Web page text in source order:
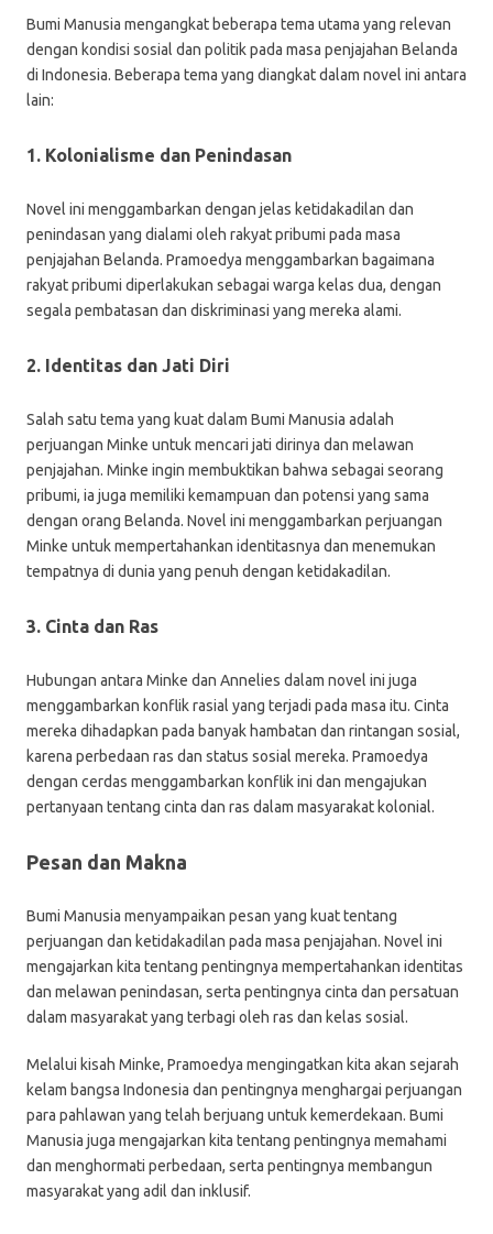
Bumi Manusia mengangkat beberapa tema utama yang relevan
dengan kondisi sosial dan politik pada masa penjajahan Belanda
di Indonesia. Beberapa tema yang diangkat dalam novel ini antara
lain:
1. Kolonialisme dan Penindasan
Novel ini menggambarkan dengan jelas ketidakadilan dan
penindasan yang dialami oleh rakyat pribumi pada masa
penjajahan Belanda. Pramoedya menggambarkan bagaimana
rakyat pribumi diperlakukan sebagai warga kelas dua, dengan
segala pembatasan dan diskriminasi yang mereka alami.
2. Identitas dan Jati Diri
Salah satu tema yang kuat dalam Bumi Manusia adalah
perjuangan Minke untuk mencari jati dirinya dan melawan
penjajahan. Minke ingin membuktikan bahwa sebagai seorang
pribumi, ia juga memiliki kemampuan dan potensi yang sama
dengan orang Belanda. Novel ini menggambarkan perjuangan
Minke untuk mempertahankan identitasnya dan menemukan
tempatnya di dunia yang penuh dengan ketidakadilan.
3. Cinta dan Ras
Hubungan antara Minke dan Annelies dalam novel ini juga
menggambarkan konflik rasial yang terjadi pada masa itu. Cinta
mereka dihadapkan pada banyak hambatan dan rintangan sosial,
karena perbedaan ras dan status sosial mereka. Pramoedya
dengan cerdas menggambarkan konflik ini dan mengajukan
pertanyaan tentang cinta dan ras dalam masyarakat kolonial.
Pesan dan Makna
Bumi Manusia menyampaikan pesan yang kuat tentang
perjuangan dan ketidakadilan pada masa penjajahan. Novel ini
mengajarkan kita tentang pentingnya mempertahankan identitas
dan melawan penindasan, serta pentingnya cinta dan persatuan
dalam masyarakat yang terbagi oleh ras dan kelas sosial.
Melalui kisah Minke, Pramoedya mengingatkan kita akan sejarah
kelam bangsa Indonesia dan pentingnya menghargai perjuangan
para pahlawan yang telah berjuang untuk kemerdekaan. Bumi
Manusia juga mengajarkan kita tentang pentingnya memahami
dan menghormati perbedaan, serta pentingnya membangun
masyarakat yang adil dan inklusif.